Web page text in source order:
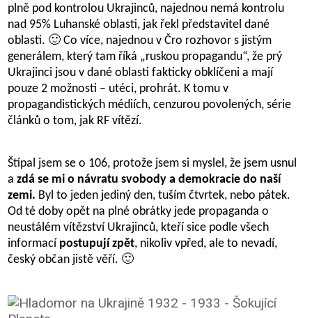
plně pod kontrolou Ukrajinců, najednou nemá kontrolu
nad 95% Luhanské oblasti, jak řekl představitel dané
oblasti. 🙂 Co více, najednou v Čro rozhovor s jistým
generálem, který tam říká „ruskou propagandu“, že prý
Ukrajinci jsou v dané oblasti fakticky obklíčeni a mají
pouze 2 možnosti – utéci, prohrát. K tomu v
propagandistických médiích, cenzurou povolených, série
článků o tom, jak RF vítězí.
Štípal jsem se o 106, protože jsem si myslel, že jsem usnul
azdá se mi o návratu svobody a demokracie do naší
zemi. Byl to jeden jediný den, tuším čtvrtek, nebo pátek.
Od té doby opět na plné obrátky jede propaganda o
neustálém vítězství Ukrajinců, kteří sice podle všech
informací postupují zpět, nikoliv vpřed, ale to nevadí,
český občan jistě věří. 🙂